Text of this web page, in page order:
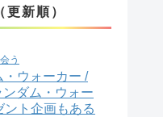
新順）
う
ウォーカー /
ダム・ウォー
ント企画もある